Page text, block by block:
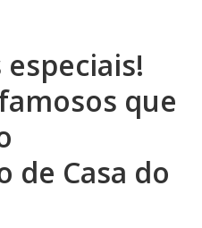
que
de Casa do